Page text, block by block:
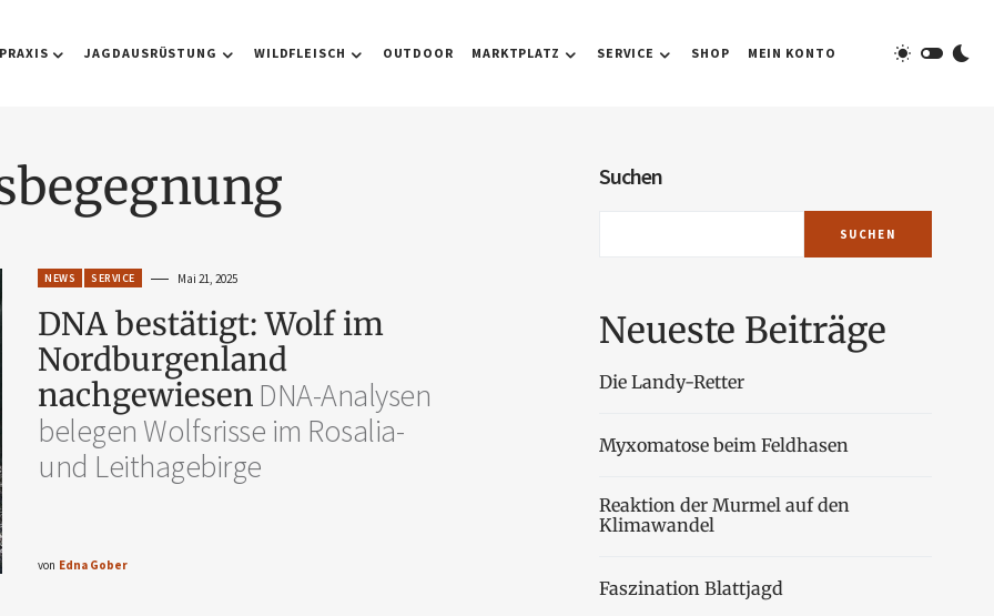
JAGDAUSRÜSTUNG WILDFLEISCH OUTDOOR MARKTPLATZ SERVICE SHOP MEIN KONTO
NEWS SERVICE Mai 21, 2025
DNA bestätigt: Wolf im
Nordburgenland
nachgewiesenDNA-Analysen
belegen Wolfsrisse im Rosalia-
und Leithagebirge
von Edna Gober
Suchen
SUCHEN
Neueste Beiträge
Die Landy-Retter
Myxomatose beim Feldhasen
Reaktion der Murmel auf den
Klimawandel
Faszination Blattjagd